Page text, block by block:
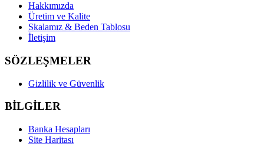
Hakkımızda
Üretim ve Kalite
Skalamız & Beden Tablosu
İletişim
SÖZLEŞMELER
Gizlilik ve Güvenlik
BİLGİLER
Banka Hesapları
Site Haritası